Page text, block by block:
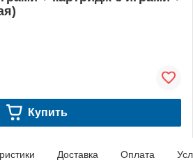
Купить
Доставка Оплата